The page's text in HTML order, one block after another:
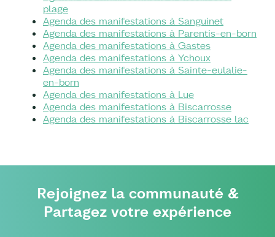
plage
Agenda des manifestations à Sanguinet
Agenda des manifestations à Parentis-en-born
Agenda des manifestations à Gastes
Agenda des manifestations à Ychoux
Agenda des manifestations à Sainte-eulalie-
en-born
Agenda des manifestations à Lue
Agenda des manifestations à Biscarrosse
Agenda des manifestations à Biscarrosse lac
Rejoignez la communauté &
Partagez votre expérience